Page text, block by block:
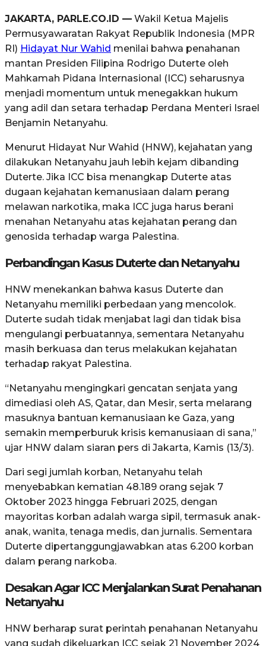
JAKARTA, PARLE.CO.ID — Wakil Ketua Majelis
Permusyawaratan Rakyat Republik Indonesia (MPR
RI) Hidayat Nur Wahid menilai bahwa penahanan
mantan Presiden Filipina Rodrigo Duterte oleh
Mahkamah Pidana Internasional (ICC) seharusnya
menjadi momentum untuk menegakkan hukum
yang adil dan setara terhadap Perdana Menteri Israel
Benjamin Netanyahu.
Menurut Hidayat Nur Wahid (HNW), kejahatan yang
dilakukan Netanyahu jauh lebih kejam dibanding
Duterte. Jika ICC bisa menangkap Duterte atas
dugaan kejahatan kemanusiaan dalam perang
melawan narkotika, maka ICC juga harus berani
menahan Netanyahu atas kejahatan perang dan
genosida terhadap warga Palestina.
Perbandingan Kasus Duterte dan Netanyahu
HNW menekankan bahwa kasus Duterte dan
Netanyahu memiliki perbedaan yang mencolok.
Duterte sudah tidak menjabat lagi dan tidak bisa
mengulangi perbuatannya, sementara Netanyahu
masih berkuasa dan terus melakukan kejahatan
terhadap rakyat Palestina.
“Netanyahu mengingkari gencatan senjata yang
dimediasi oleh AS, Qatar, dan Mesir, serta melarang
masuknya bantuan kemanusiaan ke Gaza, yang
semakin memperburuk krisis kemanusiaan di sana,”
ujar HNW dalam siaran pers di Jakarta, Kamis (13/3).
Dari segi jumlah korban, Netanyahu telah
menyebabkan kematian 48.189 orang sejak 7
Oktober 2023 hingga Februari 2025, dengan
mayoritas korban adalah warga sipil, termasuk anak-
anak, wanita, tenaga medis, dan jurnalis. Sementara
Duterte dipertanggungjawabkan atas 6.200 korban
dalam perang narkoba.
Desakan Agar ICC Menjalankan Surat Penahanan
Netanyahu
HNW berharap surat perintah penahanan Netanyahu
yang sudah dikeluarkan ICC sejak 21 November 2024